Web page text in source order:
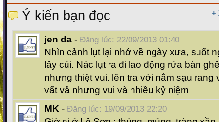
+
Ý kiến bạn đọc
jen da - Đăng lúc: 22/09/2013 01:40
Nhìn cảnh lụt lại nhớ về ngày xưa, suốt
lấy củi. Nác lụt ra đi lao động rửa bàn
nhưng thiệt vui, lên tra với nắm sạu rang
vất vả nhưng vui và nhiều kỷ niệm
MK - Đăng lúc: 19/09/2013 22:20